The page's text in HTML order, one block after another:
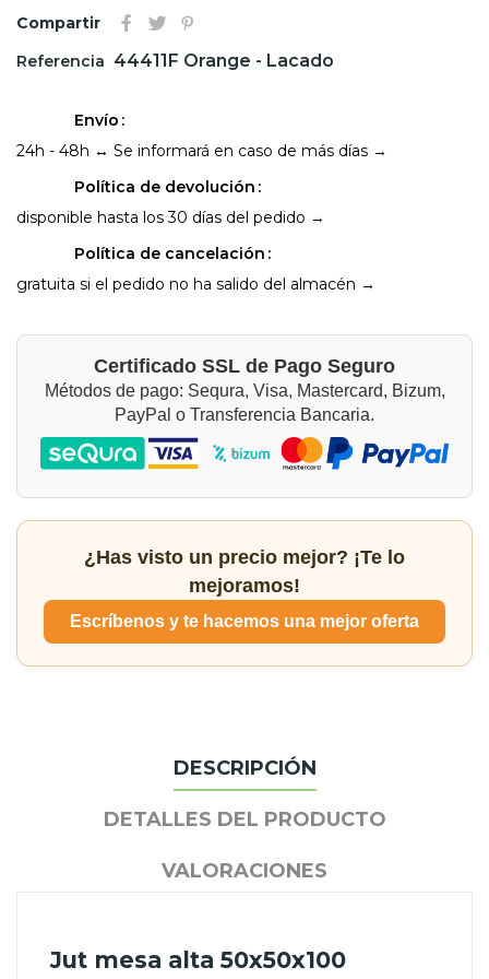
Compartir
Referencia 44411F Orange - Lacado
Envío
24h - 48h ↔ Se informará en caso de más días →
Política de devolución
disponible hasta los 30 días del pedido →
Política de cancelación
gratuita si el pedido no ha salido del almacén →
Certificado SSL de Pago Seguro
Métodos de pago: Sequra, Visa, Mastercard, Bizum,
PayPal o Transferencia Bancaria.
¿Has visto un precio mejor? ¡Te lo
mejoramos!
Escríbenos y te hacemos una mejor oferta
DESCRIPCIÓN
DETALLES DEL PRODUCTO
VALORACIONES
Jut mesa alta 50x50x100